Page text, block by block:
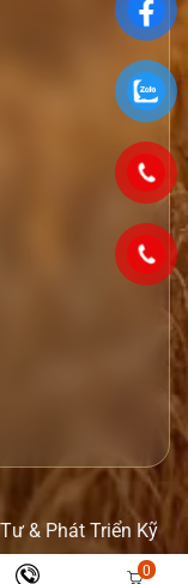
& Phát Triển Kỹ
0